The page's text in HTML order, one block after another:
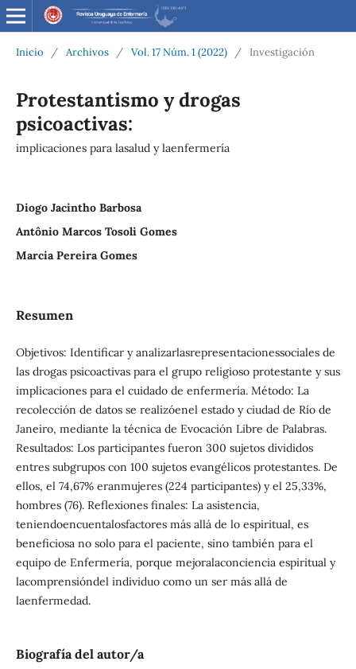
Inicio / Archivos / Vol. 17 Núm. 1 (2022) / Investigación
Protestantismo y drogas
psicoactivas:
implicaciones para lasalud y laenfermería
Diogo Jacintho Barbosa
Antônio Marcos Tosoli Gomes
Marcia Pereira Gomes
Resumen
Objetivos: Identificar y analizarlasrepresentacionessociales de
las drogas psicoactivas para el grupo religioso protestante y sus
implicaciones para el cuidado de enfermería. Método: La
recolección de datos se realizóenel estado y ciudad de Río de
Janeiro, mediante la técnica de Evocación Libre de Palabras.
Resultados: Los participantes fueron 300 sujetos divididos
entres subgrupos con 100 sujetos evangélicos protestantes. De
ellos, el 74,67% eranmujeres (224 participantes) y el 25,33%,
hombres (76). Reflexiones finales: La asistencia,
teniendoencuentalosfactores más allá de lo espiritual, es
beneficiosa no solo para el paciente, sino también para el
equipo de Enfermería, porque mejoralaconciencia espiritual y
lacomprensióndel individuo como un ser más allá de
laenfermedad.
Biografía del autor/a